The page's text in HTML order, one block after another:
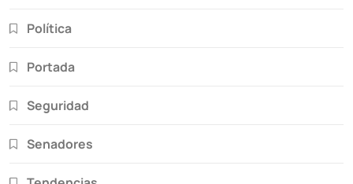
Política
Portada
Seguridad
Senadores